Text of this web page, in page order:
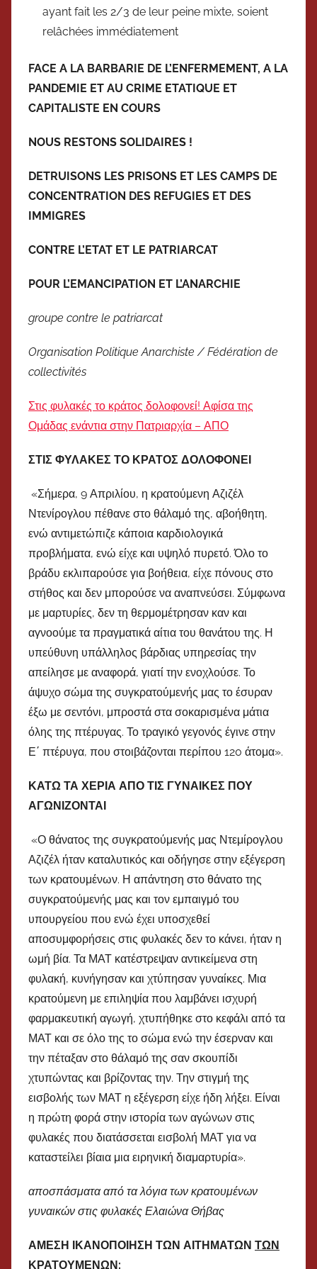
ayant fait les 2/3 de leur peine mixte, soient
relâchées immédiatement
FACE A LA BARBARIE DE L’ENFERMEMENT, A LA
PANDΕMIE ET AU CRIME ETATIQUE ET
CAPITALISTE EN COURS
NOUS RESTONS SOLIDAIRES !
DETRUISONS LES PRISONS ET LES CAMPS DE
CONCENTRATION DES REFUGIES ET DES
IMMIGRES
CONTRE L’ETAT ET LE PATRIARCAT
POUR L’EMANCIPATION ET L’ANARCHIE
groupe contre le patriarcat
Organisation Politique Anarchiste / Fédération de
collectivités
Στις φυλακές το κράτος δολοφονεί! Αφίσα της
Ομάδας ενάντια στην Πατριαρχία – ΑΠΟ
ΣΤΙΣ ΦΥΛΑΚΕΣ ΤΟ ΚΡΑΤΟΣ ΔΟΛΟΦΟΝΕΙ
«Σήμερα, 9 Απριλίου, η κρατούμενη Αζιζέλ
Ντενίρογλου πέθανε στο θάλαμό της, αβοήθητη,
ενώ αντιμετώπιζε κάποια καρδιολογικά
προβλήματα, ενώ είχε και υψηλό πυρετό. Όλο το
βράδυ εκλιπαρούσε για βοήθεια, είχε πόνους στο
στήθος και δεν μπορούσε να αναπνεύσει. Σύμφωνα
με μαρτυρίες, δεν τη θερμομέτρησαν καν και
αγνοούμε τα πραγματικά αίτια του θανάτου της. Η
υπεύθυνη υπάλληλος βάρδιας υπηρεσίας την
απείλησε με αναφορά, γιατί την ενοχλούσε. Το
άψυχο σώμα της συγκρατούμενής μας το έσυραν
έξω με σεντόνι, μπροστά στα σοκαρισμένα μάτια
όλης της πτέρυγας. Το τραγικό γεγονός έγινε στην
Ε΄ πτέρυγα, που στοιβάζονται περίπου 120 άτομα».
ΚΑΤΩ ΤΑ ΧΕΡΙΑ ΑΠΟ ΤΙΣ ΓΥΝΑΙΚΕΣ ΠΟΥ
ΑΓΩΝΙΖΟΝΤΑΙ
«Ο θάνατος της συγκρατούμενής μας Ντεμίρογλου
Αζιζέλ ήταν καταλυτικός και οδήγησε στην εξέγερση
των κρατουμένων. Η απάντηση στο θάνατο της
συγκρατούμενής μας και τον εμπαιγμό του
υπουργείου που ενώ έχει υποσχεθεί
αποσυμφορήσεις στις φυλακές δεν το κάνει, ήταν η
ωμή βία. Τα ΜΑΤ κατέστρεψαν αντικείμενα στη
φυλακή, κυνήγησαν και χτύπησαν γυναίκες. Μια
κρατούμενη με επιληψία που λαμβάνει ισχυρή
φαρμακευτική αγωγή, χτυπήθηκε στο κεφάλι από τα
ΜΑΤ και σε όλο της το σώμα ενώ την έσερναν και
την πέταξαν στο θάλαμό της σαν σκουπίδι
χτυπώντας και βρίζοντας την. Την στιγμή της
εισβολής των ΜΑΤ η εξέγερση είχε ήδη λήξει. Είναι
η πρώτη φορά στην ιστορία των αγώνων στις
φυλακές που διατάσσεται εισβολή ΜΑΤ για να
καταστείλει βίαια μια ειρηνική διαμαρτυρία».
αποσπάσματα από τα λόγια των κρατουμένων
γυναικών στις φυλακές Ελαιώνα Θήβας
ΑΜΕΣΗ ΙΚΑΝΟΠΟΙΗΣΗ ΤΩΝ ΑΙΤΗΜΑΤΩΝ ΤΩΝ
ΚΡΑΤΟΥΜΕΝΩΝ :